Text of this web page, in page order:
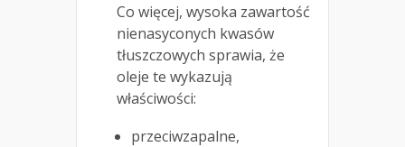
Co więcej, wysoka zawartość
nienasyconych kwasów
tłuszczowych sprawia, że
oleje te wykazują
właściwości:
przeciwzapalne,